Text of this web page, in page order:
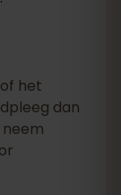
het
dan